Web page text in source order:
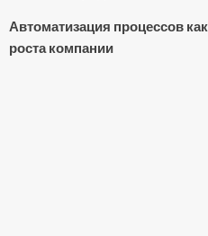
Автоматизация процессов
роста компании